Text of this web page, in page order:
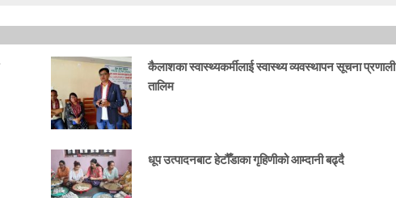
कैलाशका स्वास्थ्यकर्मीलाई स्वास्थ्य व्यवस्थापन सूचना प्रणाली
तालिम
धूप उत्पादनबाट हेटौँडाका गृहिणीको आम्दानी बढ्दै